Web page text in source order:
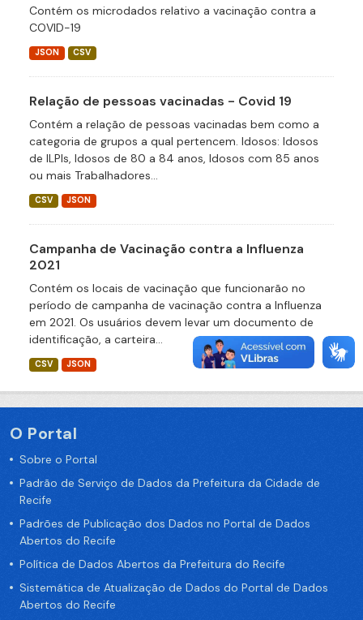
Contém os microdados relativo a vacinação contra a
COVID-19
JSON CSV
Relação de pessoas vacinadas - Covid 19
Contém a relação de pessoas vacinadas bem como a
categoria de grupos a qual pertencem. Idosos: Idosos
de ILPIs, Idosos de 80 a 84 anos, Idosos com 85 anos
ou mais Trabalhadores...
CSV JSON
Campanha de Vacinação contra a Influenza
2021
Contém os locais de vacinação que funcionarão no
período de campanha de vacinação contra a Influenza
em 2021. Os usuários devem levar um documento de
identificação, a carteira...
CSV JSON
O Portal
Sobre o Portal
Padrão de Serviço de Dados da Prefeitura da Cidade de
Recife
Padrões de Publicação dos Dados no Portal de Dados
Abertos do Recife
Política de Dados Abertos da Prefeitura do Recife
Sistemática de Atualização de Dados do Portal de Dados
Abertos do Recife